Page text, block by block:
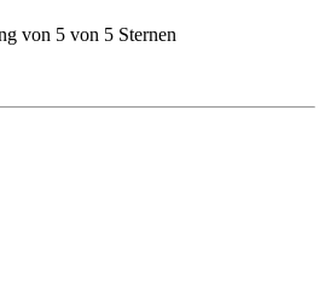
von 5 von 5 Sternen